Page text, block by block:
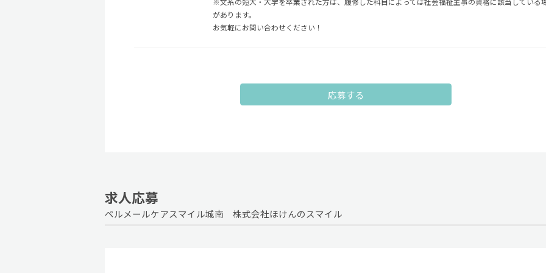
があります。
お気軽にお問い合わせください！
応募する
求人応募
ペルメールケアスマイル城南 株式会社ほけんのスマイル